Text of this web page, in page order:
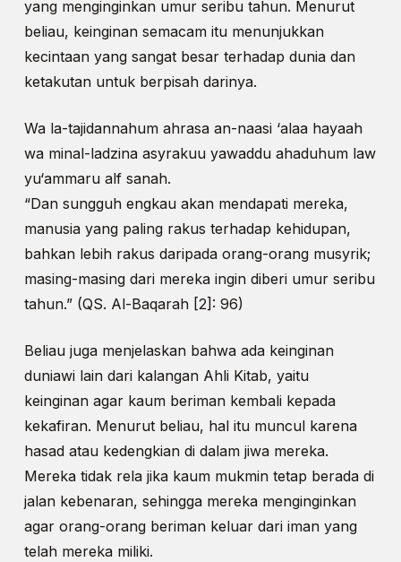
yang menginginkan umur seribu tahun. Menurut
beliau, keinginan semacam itu menunjukkan
kecintaan yang sangat besar terhadap dunia dan
ketakutan untuk berpisah darinya.
Wa la-tajidannahum ahrasa an-naasi ‘alaa hayaah
wa minal-ladzina asyrakuu yawaddu ahaduhum law
yu‘ammaru alf sanah.
“Dan sungguh engkau akan mendapati mereka,
manusia yang paling rakus terhadap kehidupan,
bahkan lebih rakus daripada orang-orang musyrik;
masing-masing dari mereka ingin diberi umur seribu
tahun.” (QS. Al-Baqarah [2]: 96)
Beliau juga menjelaskan bahwa ada keinginan
duniawi lain dari kalangan Ahli Kitab, yaitu
keinginan agar kaum beriman kembali kepada
kekafiran. Menurut beliau, hal itu muncul karena
hasad atau kedengkian di dalam jiwa mereka.
Mereka tidak rela jika kaum mukmin tetap berada di
jalan kebenaran, sehingga mereka menginginkan
agar orang-orang beriman keluar dari iman yang
telah mereka miliki.